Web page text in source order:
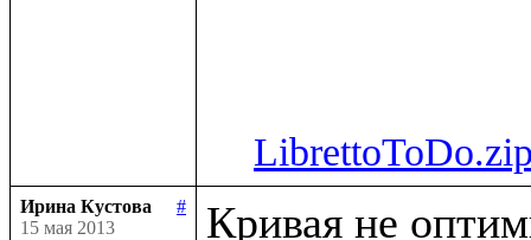
Ирина Кустова
#
15 мая 2013